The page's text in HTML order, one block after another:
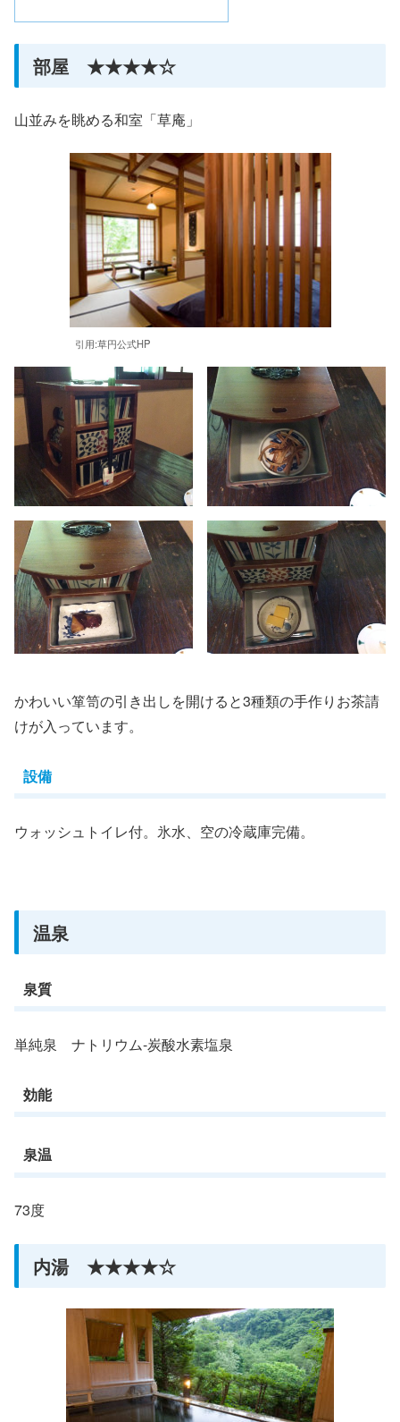
部屋 ★★★★☆
山並みを眺める和室「草庵」
引用:草円公式HP
かわいい箪笥の引き出しを開けると3種類の手作りお茶請
けが入っています。
設備
ウォッシュトイレ付。氷水、空の冷蔵庫完備。
温泉
泉質
単純泉 ナトリウム-炭酸水素塩泉
効能
泉温
73度
内湯 ★★★★☆